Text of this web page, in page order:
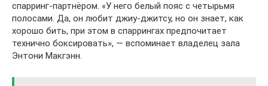
спарринг-партнёром. «У него белый пояс с четырьмя
полосами. Да, он любит джиу-джитсу, но он знает, как
хорошо бить, при этом в спаррингах предпочитает
технично боксировать», — вспоминает владелец зала
Энтони Макгэнн.